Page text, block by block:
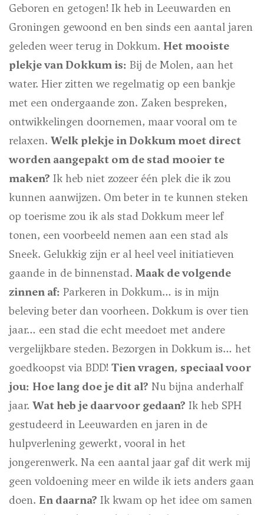
Geboren en getogen! Ik heb in Leeuwarden en
Groningen gewoond en ben sinds een aantal jaren
geleden weer terug in Dokkum. Het mooiste
plekje van Dokkum is: Bij de Molen, aan het
water. Hier zitten we regelmatig op een bankje
met een ondergaande zon. Zaken bespreken,
ontwikkelingen doornemen, maar vooral om te
relaxen. Welk plekje in Dokkum moet direct
worden aangepakt om de stad mooier te
maken? Ik heb niet zozeer één plek die ik zou
kunnen aanwijzen. Om beter in te kunnen steken
op toerisme zou ik als stad Dokkum meer lef
tonen, een voorbeeld nemen aan een stad als
Sneek. Gelukkig zijn er al heel veel initiatieven
gaande in de binnenstad. Maak de volgende
zinnen af: Parkeren in Dokkum… is in mijn
beleving beter dan voorheen. Dokkum is over tien
jaar… een stad die echt meedoet met andere
vergelijkbare steden. Bezorgen in Dokkum is… het
goedkoopst via BDD! Tien vragen, speciaal voor
jou: Hoe lang doe je dit al? Nu bijna anderhalf
jaar. Wat heb je daarvoor gedaan? Ik heb SPH
gestudeerd in Leeuwarden en jaren in de
hulpverlening gewerkt, vooral in het
jongerenwerk. Na een aantal jaar gaf dit werk mij
geen voldoening meer en wilde ik iets anders gaan
doen. En daarna? Ik kwam op het idee om samen